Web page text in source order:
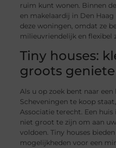
ruim kunt wonen. Binnen
en makelaardij in Den
deze woningen, omdat ze
milieuvriendelijk en flexibel
Tiny houses:
groots
Als u op zoek bent naar een
Scheveningen te koop
Associatie terecht. Een
niet groot te zijn om aan
voldoen. Tiny houses
mogelijkheden voor een